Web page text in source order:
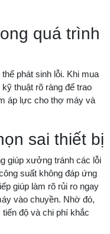
quá trình
phát sinh lỗi. Khi mua
thuật rõ ràng để trao
áp lực cho thợ máy và
sai thiết bị
giúp xưởng tránh các lỗi
suất không đáp ứng
giúp làm rõ rủi ro ngay
vào chuyền. Nhờ đó,
độ và chi phí khắc